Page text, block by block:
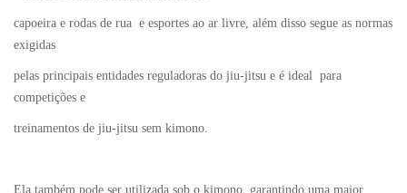
capoeira e rodas de rua e esportes ao ar livre, além disso segue as normas
exigidas
pelas principais entidades reguladoras do jiu-jitsu e é ideal para
competições e
treinamentos de jiu-jitsu sem kimono.
Ela também pode ser utilizada sob o kimono, garantindo uma maior